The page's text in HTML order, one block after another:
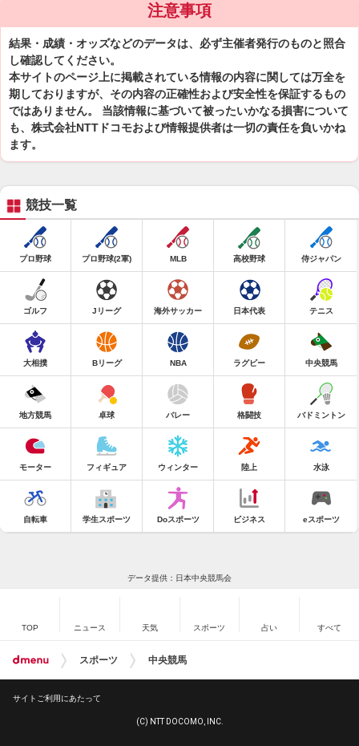
注意事項
結果・成績・オッズなどのデータは、必ず主催者発行のものと照合
し確認してください。
本サイトのページ上に掲載されている情報の内容に関しては万全を
期しておりますが、その内容の正確性および安全性を保証するもの
ではありません。 当該情報に基づいて被ったいかなる損害について
も、株式会社NTTドコモおよび情報提供者は一切の責任を負いかね
ます。
競技一覧
プロ野球 プロ野球(2軍) MLB 高校野球 侍ジャパン
ゴルフ Jリーグ 海外サッカー 日本代表 テニス
大相撲 Bリーグ NBA ラグビー 中央競馬
地方競馬 卓球 バレー 格闘技 バドミントン
モーター フィギュア ウィンター 陸上 水泳
自転車 学生スポーツ Doスポーツ ビジネス eスポーツ
データ提供：日本中央競馬会
TOP ニュース 天気 スポーツ 占い すべて
スポーツ 中央競馬
サイトご利用にあたって
(C) NTT DOCOMO, INC.